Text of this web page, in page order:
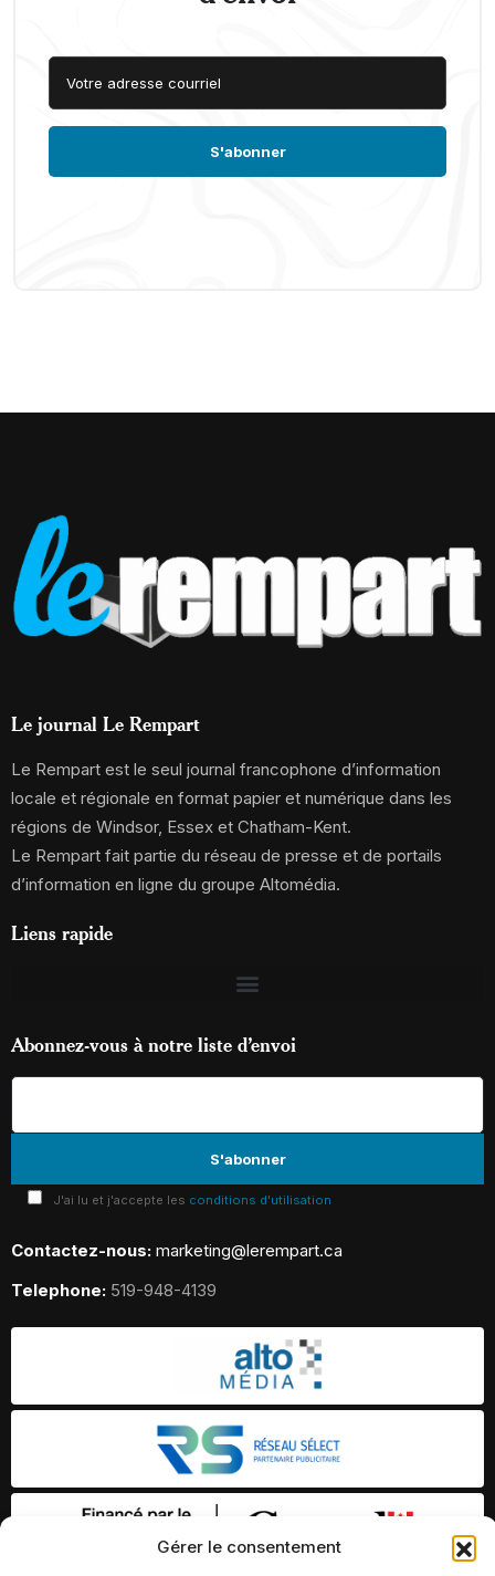
Gérer le consentement
Le journal Le Rempart
Le Rempart est le seul journal francophone d’information
locale et régionale en format papier et numérique dans les
régions de Windsor, Essex et Chatham-Kent.
Le Rempart fait partie du réseau de presse et de portails
d’information en ligne du groupe Altomédia.
Liens rapide
Abonnez-vous à notre liste d’envoi
J'ai lu et j'accepte les conditions d'utilisation
Contactez-nous: marketing@lerempart.ca
Telephone: 519-948-4139